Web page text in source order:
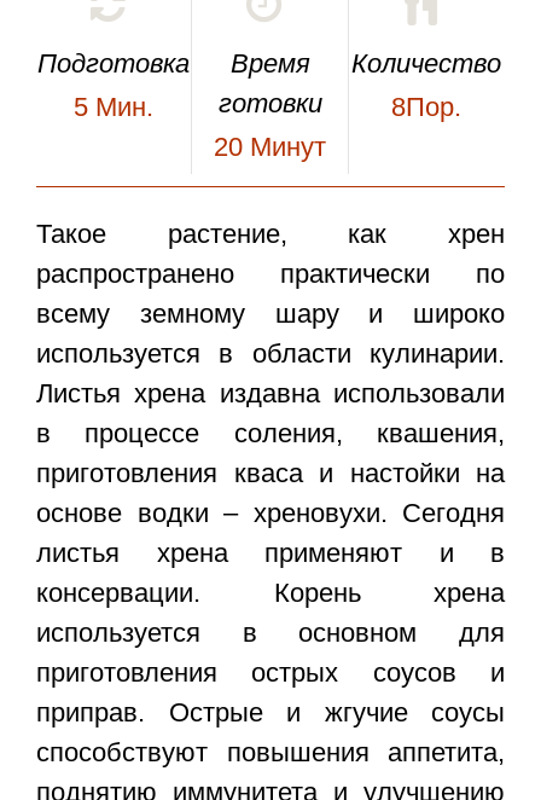
Подготовка
5 Мин.
Время
готовки
20 Минут
Количество
8Пор.
Такое растение, как хрен
распространено практически по
всему земному шару и широко
используется в области кулинарии.
Листья хрена издавна использовали
в процессе соления, квашения,
приготовления кваса и настойки на
основе водки – хреновухи. Сегодня
листья хрена применяют и в
консервации. Корень хрена
используется в основном для
приготовления острых соусов и
приправ. Острые и жгучие соусы
способствуют повышения аппетита,
поднятию иммунитета и улучшению